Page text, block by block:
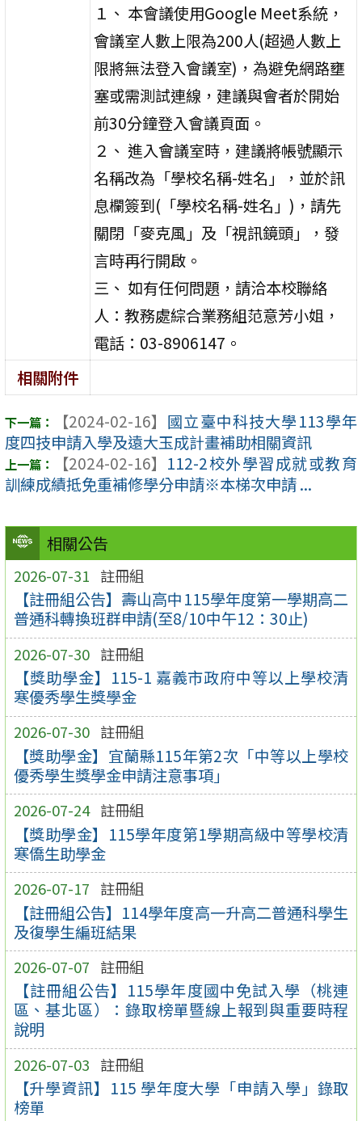
相關公告
2026-07-31 註冊組
【註冊組公告】壽山高中115學年度第一學期高二
普通科轉換班群申請(至8/10中午12：30止)
2026-07-30 註冊組
【獎助學金】115-1 嘉義市政府中等以上學校清
寒優秀學生獎學金
2026-07-30 註冊組
【獎助學金】宜蘭縣115年第2次「中等以上學校
優秀學生獎學金申請注意事項」
2026-07-24 註冊組
【獎助學金】115學年度第1學期高級中等學校清
寒僑生助學金
2026-07-17 註冊組
【註冊組公告】114學年度高一升高二普通科學生
及復學生編班結果
2026-07-07 註冊組
【註冊組公告】115學年度國中免試入學（桃連
區、基北區）：錄取榜單暨線上報到與重要時程
說明
2026-07-03 註冊組
【升學資訊】115 學年度大學「申請入學」錄取
榜單
１、 本會議使用Google Meet系統，
會議室人數上限為200人(超過人數上
限將無法登入會議室)，為避免網路壅
塞或需測試連線，建議與會者於開始
前30分鐘登入會議頁面。
２、 進入會議室時，建議將帳號顯示
名稱改為「學校名稱-姓名」，並於訊
息欄簽到(「學校名稱-姓名」)，請先
關閉「麥克風」及「視訊鏡頭」，發
言時再行開啟。
三、 如有任何問題，請洽本校聯絡
人：教務處綜合業務組范意芳小姐，
電話：03-8906147。
相關附件
【2024-02-16】 國立臺中科技大學113學年
度四技申請入學及遠大玉成計畫補助相關資訊
【2024-02-16】 112-2校外學習成就或教育
訓練成績抵免重補修學分申請※本梯次申請 ...